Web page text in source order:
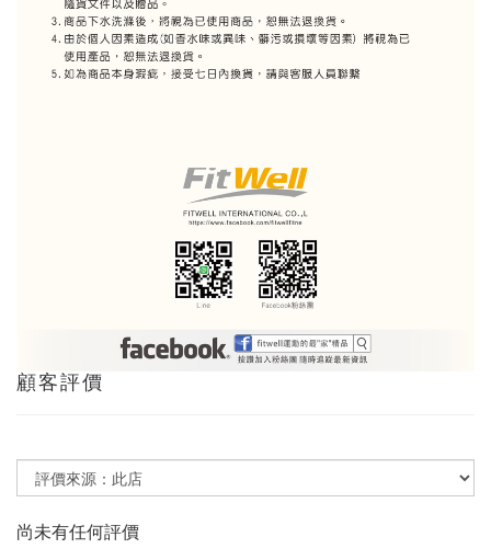
顧客評價
尚未有任何評價